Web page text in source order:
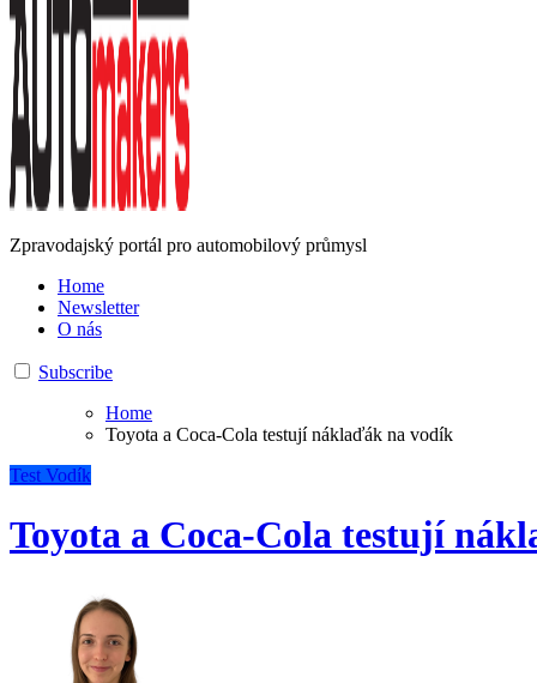
Zpravodajský portál pro automobilový průmysl
Home
Newsletter
O nás
Subscribe
Home
Toyota a Coca-Cola testují náklaďák na vodík
Test Vodík
Toyota a Coca-Cola testují